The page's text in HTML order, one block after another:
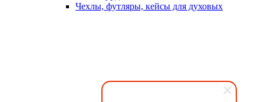
Чехлы, футляры, кейсы для духовых